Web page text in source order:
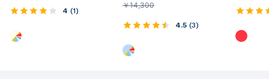
4 (1)
￥14,300
4.5 (3)